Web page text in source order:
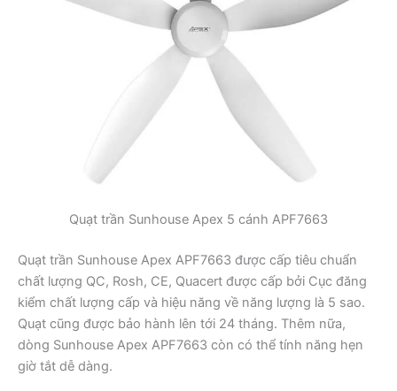
Quạt trần Sunhouse Apex 5 cánh APF7663
Quạt trần Sunhouse Apex APF7663 được cấp tiêu chuẩn
chất lượng QC, Rosh, CE, Quacert được cấp bởi Cục đăng
kiểm chất lượng cấp và hiệu năng về năng lượng là 5 sao.
Quạt cũng được bảo hành lên tới 24 tháng. Thêm nữa,
dòng Sunhouse Apex APF7663 còn có thể tính năng hẹn
giờ tắt dễ dàng.